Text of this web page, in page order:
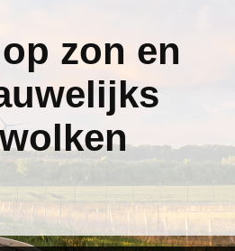
zon en